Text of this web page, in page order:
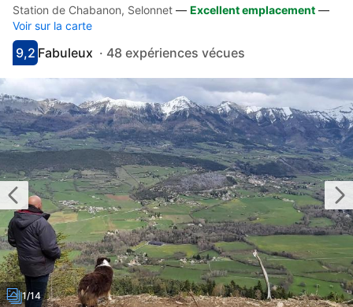
Accès rapides
Aller à la description
Aller aux équipements
Aller aux hébergements
Aller aux conditions
Station de Chabanon, Selonnet — Excellent emplacement —
Voir sur la carte
Avec une note de 9.2
9,2
fabuleuxFabuleux · 48 expériences vécues
1/14